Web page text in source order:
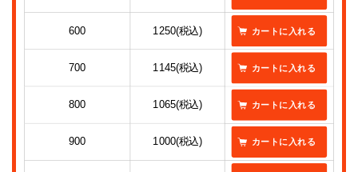
600 1250(税込)
700 1145(税込)
800 1065(税込)
900 1000(税込)